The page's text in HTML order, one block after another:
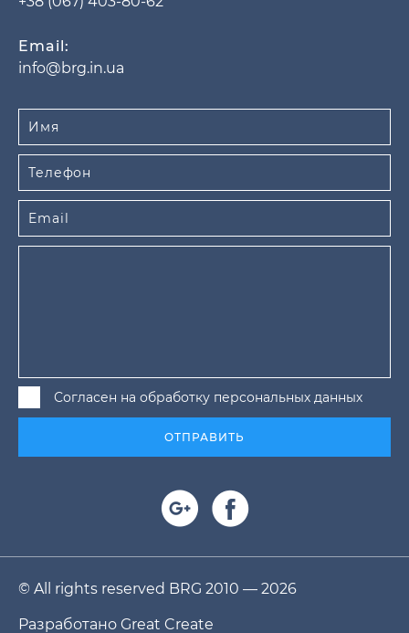
Email:
info@brg.in.ua
Согласен на обработку персональных данных
ОТПРАВИТЬ
© All rights reserved BRG 2010 — 2026
Разработано Great Create